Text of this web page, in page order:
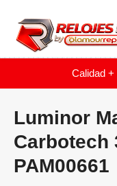
Calidad +
Luminor
Carbotech
PAM00661